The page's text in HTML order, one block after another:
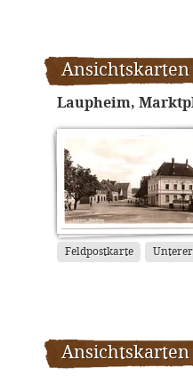
Ansichtskarten
Laupheim,
Feldpostkarte
Ansichtskarten